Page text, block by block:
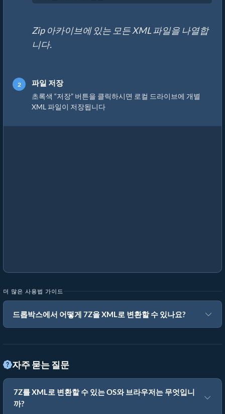
Zip 아카이브에 있는 모든 XML 파일을 나열합
니다.
파일 저장
초록색 “저장” 버튼을 클릭하시면 로컬 드라이브에 개별
XML 파일이 저장됩니다
더 많은 사용법 가이드
드롭박스에서 어떻게 7Z을 XML로 변환할 수 있나요?
자주 묻는 질문
7Z를 XML로 변환할 수 있는 OS와 브라우저는 무엇입니
까?